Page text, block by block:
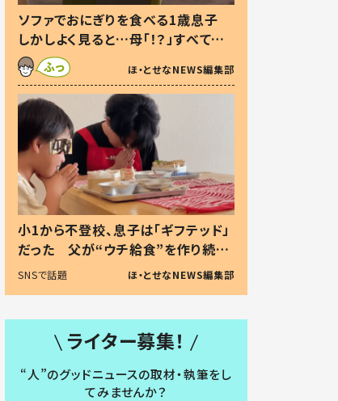
ソファでおにぎりを食べる1歳息子
しかしよく見ると…母「！？」すべてを
察した母の投稿に「可愛いから許
す！」「現行犯〜」
ほ・とせなNEWS編集部
小1から不登校、息子は「ギフテッド」
だった 父が“ウチ給食”を作り続け
る理由とは #令和の親 #令和の子
SNSで話題 ほ・とせなNEWS編集部
ライター募集！
“人”のグッドニュースの取材・執筆をし
てみませんか？